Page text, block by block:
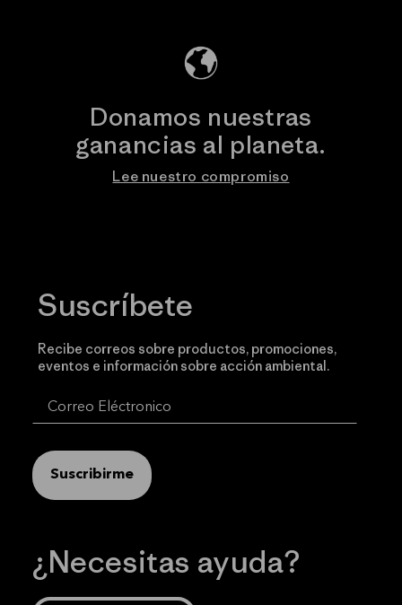
Donamos nuestras
ganancias al planeta.
Lee nuestro compromiso
Suscríbete
Recibe correos sobre productos, promociones,
eventos e información sobre acción ambiental.
Suscribirme
¿Necesitas ayuda?